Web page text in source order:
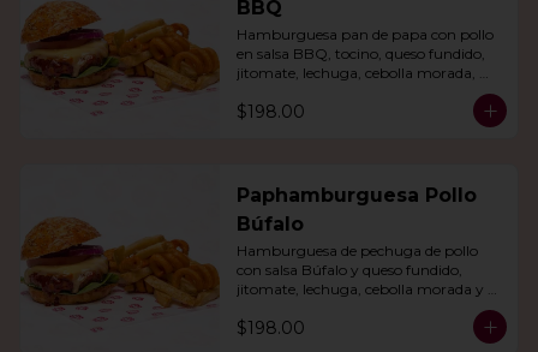
BBQ
Hamburguesa pan de papa con pollo
en salsa BBQ, tocino, queso fundido,
jitomate, lechuga, cebolla morada,
$198.00
Paphamburguesa Pollo
Búfalo
Hamburguesa de pechuga de pollo
con salsa Búfalo y queso fundido,
jitomate, lechuga, cebolla morada y
nuestra salsa especial. Con papas fritas
y rizo.
$198.00